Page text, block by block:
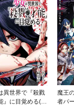
異世界で『殺戮
』に目覚める(話
魔王
者パ